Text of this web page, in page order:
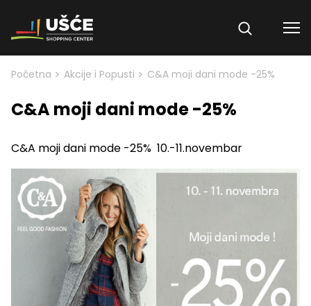
Skip to content
Početna > Akcije i Popusti > C&A moji dani mode -25%
C&A moji dani mode -25%
C&A moji dani mode -25% 10.-11.novembar